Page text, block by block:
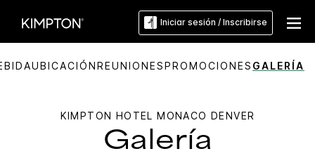
Iniciar sesión / Inscribirse
UBICACIÓNREUNIONESPROMOCIONES GALERÍA
KIMPTON HOTEL MONACO DENVER
Galería